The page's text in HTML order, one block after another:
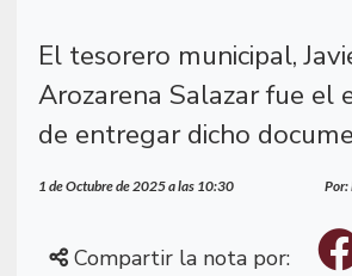
El tesorero municipal,
Arozarena Salazar fue el
de entregar dicho
1 de Octubre de 2025 a las 10:30 Por:
Compartir la nota por: